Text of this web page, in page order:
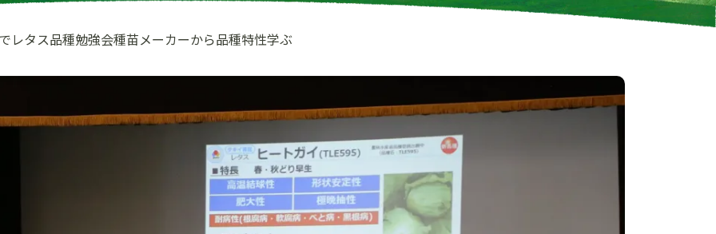
レタス品種勉強会種苗メーカーから品種特性学ぶ